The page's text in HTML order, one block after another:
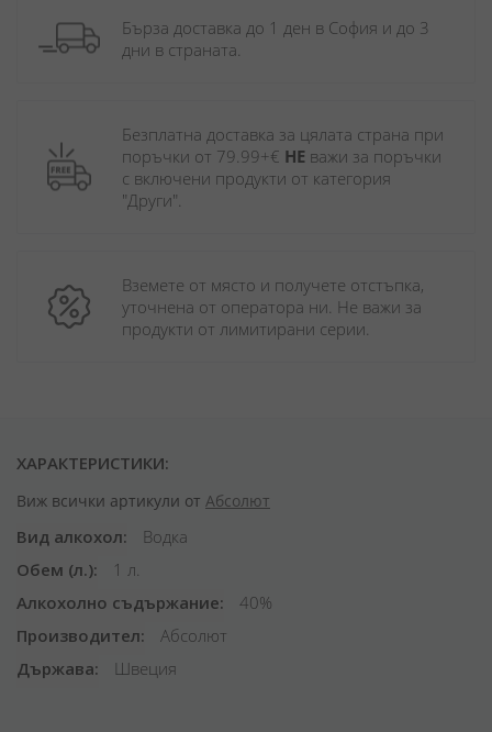
Бърза доставка до 1 ден в София и до 3
дни в страната.
Безплатна доставка за цялата страна при
поръчки от 79.99+€ НЕ важи за поръчки
с включени продукти от категория
"Други".
Вземете от място и получете отстъпка,
уточнена от оператора ни. Не важи за
продукти от лимитирани серии.
ХАРАКТЕРИСТИКИ:
Виж всички артикули от Абсолют
Вид алкохол
Водка
Обем (л.)
1 л.
Алкохолно съдържание
40%
Производител
Абсолют
Държава
Швеция